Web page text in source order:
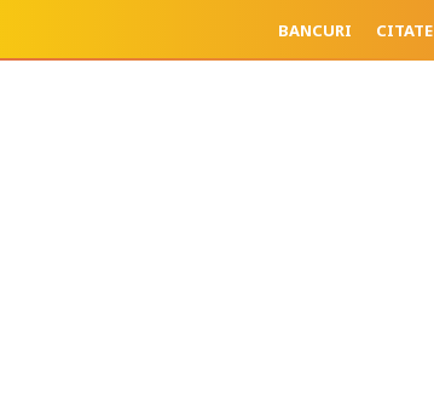
BANCURI CITATE